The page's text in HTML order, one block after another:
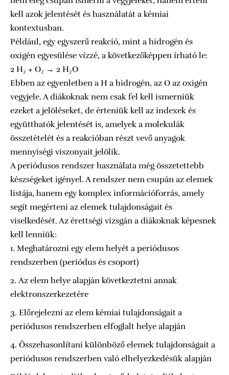
kell azok jelentését és használatát a kémiai
kontextusban.
Például, egy egyszerű reakció, mint a hidrogén és
oxigén egyesülése vízzé, a következőképpen írható le:
2 H₂ + O₂ → 2 H₂O
Ebben az egyenletben a H a hidrogén, az O az oxigén
vegyjele. A diákoknak nem csak fel kell ismerniük
ezeket a jelöléseket, de érteniük kell az indexek és
együtthatók jelentését is, amelyek a molekulák
összetételét és a reakcióban részt vevő anyagok
mennyiségi viszonyait jelölik.
A periódusos rendszer használata még összetettebb
készségeket igényel. A rendszer nem csupán az elemek
listája, hanem egy komplex információforrás, amely
segít megérteni az elemek tulajdonságait és
viselkedését. Az érettségi vizsgán a diákoknak képesnek
kell lenniük:
Meghatározni egy elem helyét a periódusos
rendszerben (periódus és csoport)
Az elem helye alapján következtetni annak
elektronszerkezetére
Előrejelezni az elem kémiai tulajdonságait a
periódusos rendszerben elfoglalt helye alapján
Összehasonlítani különböző elemek tulajdonságait a
periódusos rendszerben való elhelyezkedésük alapján